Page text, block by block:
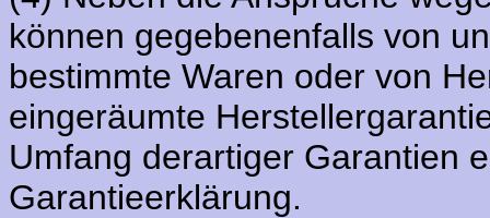
können gegebenenfalls von
bestimmte Waren oder von
eingeräumte
Umfang derartiger Garantien
Garantieerklärung.